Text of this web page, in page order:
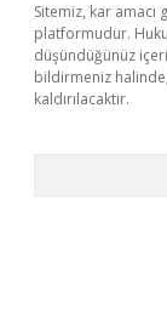
Sitemiz, kar
platformudur.
düşündüğünüz
bildirmeniz
kaldırılacaktır.